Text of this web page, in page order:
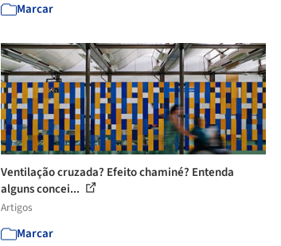
Marcar
Ventilação cruzada? Efeito chaminé? Entenda
alguns concei...
Artigos
Marcar